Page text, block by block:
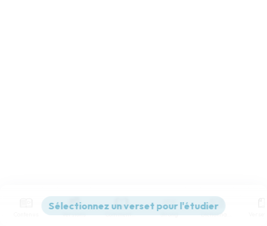
Versions Commentaires Strong